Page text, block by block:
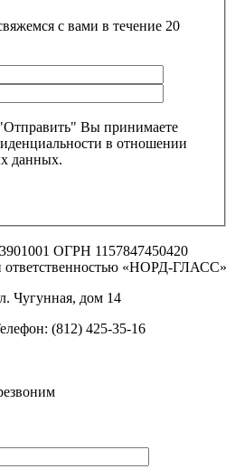
с вами в течение 20
Вы принимаете
в отношении
данных.
ОГРН 1157847450420
ответственностью «НОРД-ГЛАСС»
Чугунная, дом 14
(812) 425-35-16